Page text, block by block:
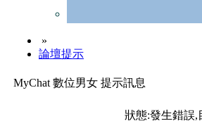
»
論壇提示
MyChat 數位男女 提示訊息
狀態:發生錯誤,